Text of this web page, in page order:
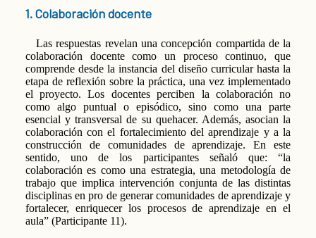
1. Colaboración docente
Las respuestas revelan una concepción compartida de la
colaboración docente como un proceso continuo, que
comprende desde la instancia del diseño curricular hasta la
etapa de reflexión sobre la práctica, una vez implementado
el proyecto. Los docentes perciben la colaboración no
como algo puntual o episódico, sino como una parte
esencial y transversal de su quehacer. Además, asocian la
colaboración con el fortalecimiento del aprendizaje y a la
construcción de comunidades de aprendizaje. En este
sentido, uno de los participantes señaló que: “la
colaboración es como una estrategia, una metodología de
trabajo que implica intervención conjunta de las distintas
disciplinas en pro de generar comunidades de aprendizaje y
fortalecer, enriquecer los procesos de aprendizaje en el
aula” (Participante 11).